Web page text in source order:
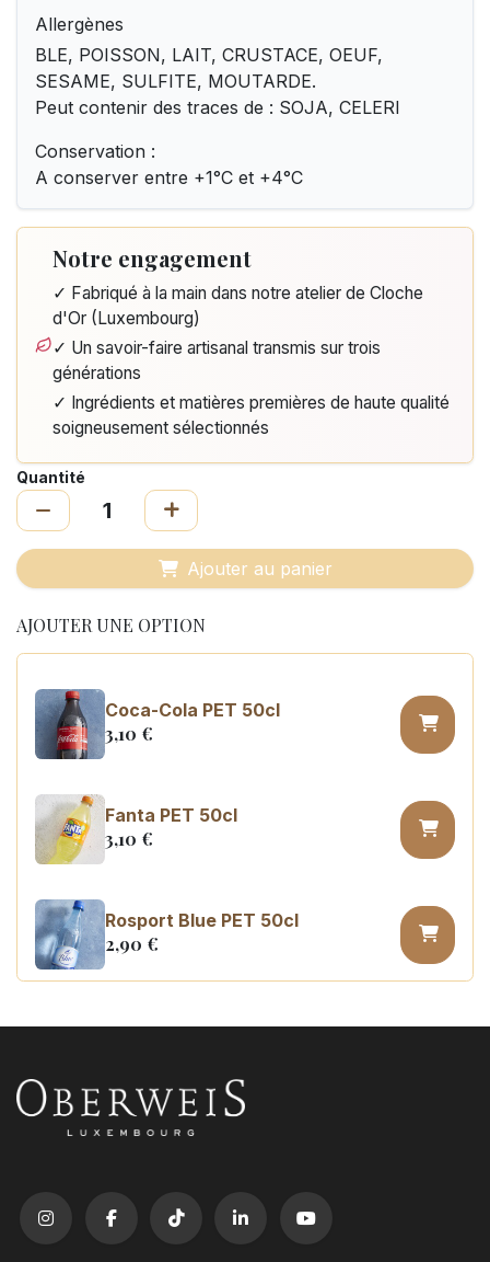
Allergènes
BLE, POISSON, LAIT, CRUSTACE, OEUF,
SESAME, SULFITE, MOUTARDE.
Peut contenir des traces de : SOJA, CELERI
Conservation :
A conserver entre +1°C et +4°C
Notre engagement
✓ Fabriqué à la main dans notre atelier de Cloche
d'Or (Luxembourg)
✓ Un savoir-faire artisanal transmis sur trois
générations
✓ Ingrédients et matières premières de haute qualité
soigneusement sélectionnés
Quantité
Ajouter au panier
AJOUTER UNE OPTION
Coca-Cola PET 50cl
3,10 €
Fanta PET 50cl
3,10 €
Rosport Blue PET 50cl
2,90 €